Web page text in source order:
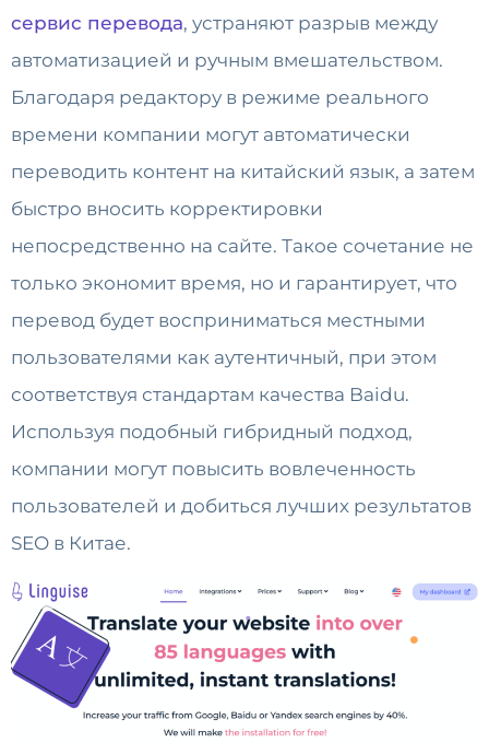
сервис перевода, устраняют разрыв между
автоматизацией и ручным вмешательством.
Благодаря редактору в режиме реального
времени компании могут автоматически
переводить контент на китайский язык, а затем
быстро вносить корректировки
непосредственно на сайте. Такое сочетание не
только экономит время, но и гарантирует, что
перевод будет восприниматься местными
пользователями как аутентичный, при этом
соответствуя стандартам качества Baidu.
Используя подобный гибридный подход,
компании могут повысить вовлеченность
пользователей и добиться лучших результатов
SEO в Китае.